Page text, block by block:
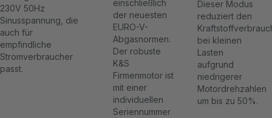
230V 50Hz
Sinusspannung, die
auch für
empfindliche
Stromverbraucher
passt.
einschließlich
der neuesten
EURO-V-
Abgasnormen.
Der robuste
K&S
Firmenmotor ist
mit einer
individuellen
Seriennummer
Dieser Modus
reduziert den
bei kleinen
Lasten
aufgrund
niedrigerer
Motordrehzahlen
um bis zu 50%.